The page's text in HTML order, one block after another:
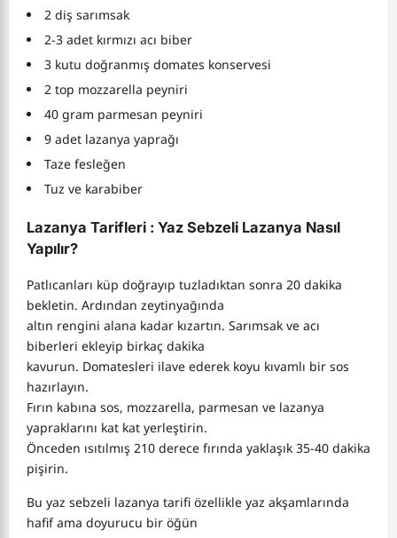
2 diş sarımsak
2-3 adet kırmızı acı biber
3 kutu doğranmış domates konservesi
2 top mozzarella peyniri
40 gram parmesan peyniri
9 adet lazanya yaprağı
Taze fesleğen
Tuz ve karabiber
Lazanya Tarifleri : Yaz Sebzeli Lazanya Nasıl
Yapılır?
Patlıcanları küp doğrayıp tuzladıktan sonra 20 dakika
bekletin. Ardından zeytinyağında
altın rengini alana kadar kızartın. Sarımsak ve acı
biberleri ekleyip birkaç dakika
kavurun. Domatesleri ilave ederek koyu kıvamlı bir sos
hazırlayın.
Fırın kabına sos, mozzarella, parmesan ve lazanya
yapraklarını kat kat yerleştirin.
Önceden ısıtılmış 210 derece fırında yaklaşık 35-40 dakika
pişirin.
Bu yaz sebzeli lazanya tarifi özellikle yaz akşamlarında
hafif ama doyurucu bir öğün